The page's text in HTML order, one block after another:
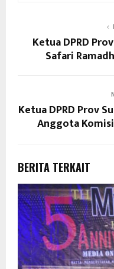
Ketua DPRD
Safari
Ketua DPRD Prov
Anggota
BERITA TERKAIT